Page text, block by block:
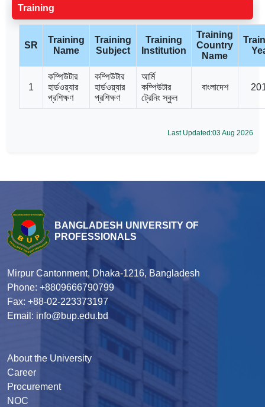
Training
SR
Training
Name
Training
Subject
Training
Institution
Training
Country
Name
1
কম্পিউটার
হার্ডওয়্যার
প্রশিক্ষণ
কম্পিউটার
হার্ডওয়্যার
প্রশিক্ষণ
আর্মি
কম্পিউটার
ট্রেনিং স্কুল
বাংলাদেশ
Last Updated:03 Aug 2026
BANGLADESH UNIVERSITY OF
PROFESSIONALS
Mirpur Cantonment, Dhaka-1216, Bangladesh
Phone: +8809666790799
Fax: +88-02-223373197
Email: info@bup.edu.bd
About the University
Career
Procurement
NOC